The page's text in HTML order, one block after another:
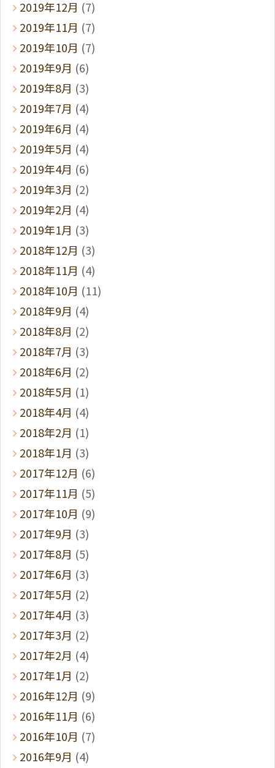
2019年12月 (7)
2019年11月 (7)
2019年10月 (7)
2019年9月 (6)
2019年8月 (3)
2019年7月 (4)
2019年6月 (4)
2019年5月 (4)
2019年4月 (6)
2019年3月 (2)
2019年2月 (4)
2019年1月 (3)
2018年12月 (3)
2018年11月 (4)
2018年10月 (11)
2018年9月 (4)
2018年8月 (2)
2018年7月 (3)
2018年6月 (2)
2018年5月 (1)
2018年4月 (4)
2018年2月 (1)
2018年1月 (3)
2017年12月 (6)
2017年11月 (5)
2017年10月 (9)
2017年9月 (3)
2017年8月 (5)
2017年6月 (3)
2017年5月 (2)
2017年4月 (3)
2017年3月 (2)
2017年2月 (4)
2017年1月 (2)
2016年12月 (9)
2016年11月 (6)
2016年10月 (7)
2016年9月 (4)